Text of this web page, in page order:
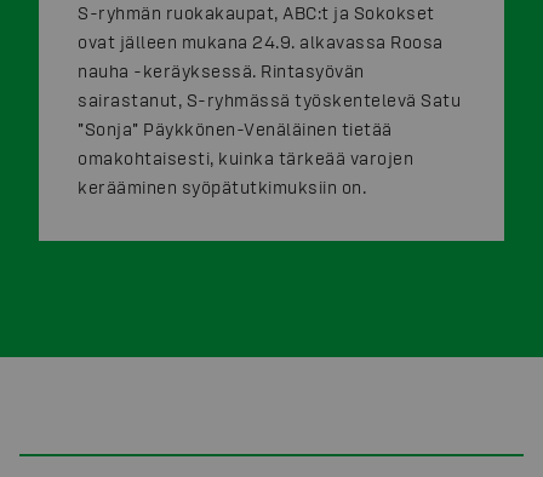
S-ryhmän ruokakaupat, ABC:t ja Sokokset
ovat jälleen mukana 24.9. alkavassa Roosa
nauha -keräyksessä. Rintasyövän
sairastanut, S-ryhmässä työskentelevä Satu
”Sonja” Päykkönen-Venäläinen tietää
omakohtaisesti, kuinka tärkeää varojen
kerääminen syöpätutkimuksiin on.